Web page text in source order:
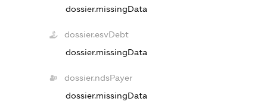
dossier.missingData
dossier.esvDebt
dossier.missingData
dossier.ndsPayer
dossier.missingData